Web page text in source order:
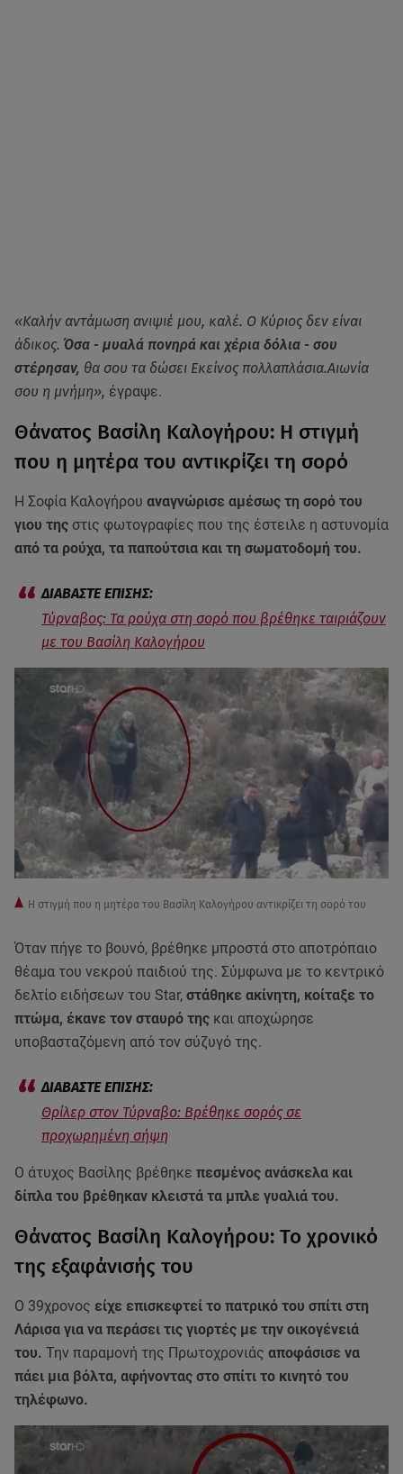
«Καλήν αντάμωση ανιψιέ μου, καλέ. Ο Κύριος δεν είναι
άδικος. Όσα - μυαλά πονηρά και χέρια δόλια - σου
στέρησαν, θα σου τα δώσει Εκείνος πολλαπλάσια.Αιωνία
σου η μνήμη», έγραψε.
Θάνατος Βασίλη Καλογήρου: Η στιγμή
που η μητέρα του αντικρίζει τη σορό
Η Σοφία Καλογήρου αναγνώρισε αμέσως τη σορό του
γιου της στις φωτογραφίες που της έστειλε η αστυνομία
από τα ρούχα, τα παπούτσια και τη σωματοδομή του.
Τύρναβος: Τα ρούχα στη σορό που βρέθηκε ταιριάζουν
με του Βασίλη Καλογήρου
Η στιγμή που η μητέρα του Βασίλη Καλογήρου αντικρίζει τη σορό του
Όταν πήγε το βουνό, βρέθηκε μπροστά στο αποτρόπαιο
θέαμα του νεκρού παιδιού της. Σύμφωνα με το κεντρικό
δελτίο ειδήσεων του Star, στάθηκε ακίνητη, κοίταξε το
πτώμα, έκανε τον σταυρό της και αποχώρησε
υποβασταζόμενη από τον σύζυγό της.
Θρίλερ στον Τύρναβο: Βρέθηκε σορός σε
προχωρημένη σήψη
Ο άτυχος Βασίλης βρέθηκε πεσμένος ανάσκελα και
δίπλα του βρέθηκαν κλειστά τα μπλε γυαλιά του.
Θάνατος Βασίλη Καλογήρου: Το χρονικό
της εξαφάνισής του
Ο 39χρονος είχε επισκεφτεί το πατρικό του σπίτι στη
Λάρισα για να περάσει τις γιορτές με την οικογένειά
του. Την παραμονή της Πρωτοχρονιάς αποφάσισε να
πάει μια βόλτα, αφήνοντας στο σπίτι το κινητό του
τηλέφωνο.